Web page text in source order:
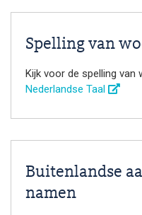
Spelling van
Kijk voor de spelling van
Nederlandse Taal
Buitenlandse
namen